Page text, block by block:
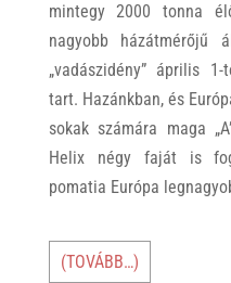
mintegy 2000 tonna
nagyobb házátmérőjű
„vadászidény” április
tart. Hazánkban, és
sokak számára maga
Helix négy faját is
pomatia Európa
(TOVÁBB…)